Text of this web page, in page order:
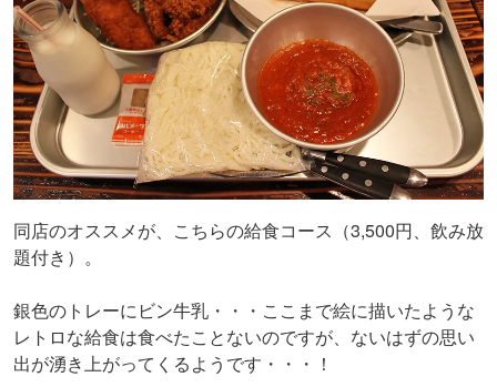
同店のオススメが、こちらの給食コース（3,500円、飲み放
題付き）。
銀色のトレーにビン牛乳・・・ここまで絵に描いたような
レトロな給食は食べたことないのですが、ないはずの思い
出が湧き上がってくるようです・・・！